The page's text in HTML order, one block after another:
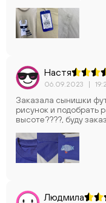
Настя
06.09.2023 |
Заказала сынишки
рисунок и подобрать
высоте????, буду
Людмила